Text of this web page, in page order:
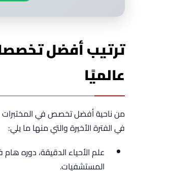
ترتيب أفضل
عالميًا
من ناحية أفضل تخصص في المختبرات
في الفترة الأخيرة والتي منها ما يلي:
علم الأحياء الدقيقة، دوره
المستشفيات.